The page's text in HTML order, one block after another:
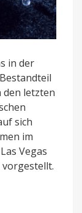
in der
letzten
sich
im
Vegas
vorgestellt.